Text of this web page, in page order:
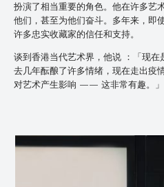
扮演了相当重要的角色。他在许多艺
他们，甚至为他们奋斗。多年来，即
许多忠实收藏家的信任和支持。
谈到香港当代艺术界，他说 ：「现
去几年酝酿了许多情绪，现在走出疫
对艺术产生影响 —— 这非常有趣。」